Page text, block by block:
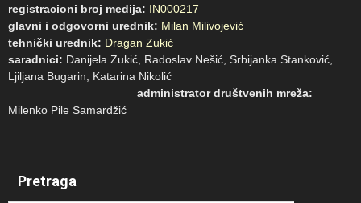
registracioni broj medija: IN000217
glavni i odgovorni urednik: Milan Milivojević
tehnički urednik: Dragan Zukić
saradnici: Danijela Zukić, Radoslav Nešić, Srbijanka Stanković,
Ljiljana Bugarin, Katarina Nikolić
administrator društvenih mreža:
Milenko Pile Samardžić
Pretraga